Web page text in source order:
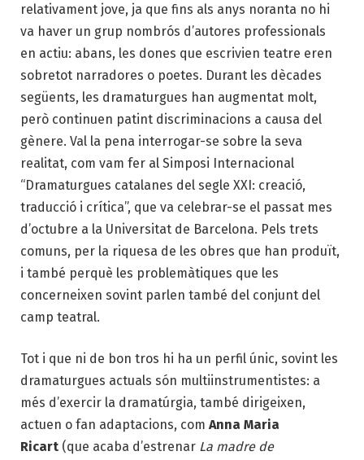
relativament jove, ja que fins als anys noranta no hi
va haver un grup nombrós d’autores professionals
en actiu: abans, les dones que escrivien teatre eren
sobretot narradores o poetes. Durant les dècades
següents, les dramaturgues han augmentat molt,
però continuen patint discriminacions a causa del
gènere. Val la pena interrogar-se sobre la seva
realitat, com vam fer al Simposi Internacional
“Dramaturgues catalanes del segle XXI: creació,
traducció i crítica”, que va celebrar-se el passat mes
d’octubre a la Universitat de Barcelona. Pels trets
comuns, per la riquesa de les obres que han produït,
i també perquè les problemàtiques que les
concerneixen sovint parlen també del conjunt del
camp teatral.
Tot i que ni de bon tros hi ha un perfil únic, sovint les
dramaturgues actuals són multiinstrumentistes: a
més d’exercir la dramatúrgia, també dirigeixen,
actuen o fan adaptacions, com Anna Maria
Ricart (que acaba d’estrenar La madre de